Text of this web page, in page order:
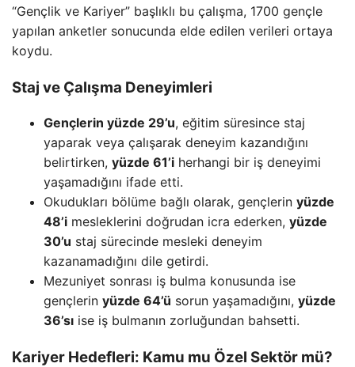
“Gençlik ve Kariyer” başlıklı bu çalışma, 1700 gençle
yapılan anketler sonucunda elde edilen verileri ortaya
koydu.
Staj ve Çalışma Deneyimleri
Gençlerin yüzde 29’u, eğitim süresince staj
yaparak veya çalışarak deneyim kazandığını
belirtirken, yüzde 61’i herhangi bir iş deneyimi
yaşamadığını ifade etti.
Okudukları bölüme bağlı olarak, gençlerin yüzde
48’i mesleklerini doğrudan icra ederken, yüzde
30’u staj sürecinde mesleki deneyim
kazanamadığını dile getirdi.
Mezuniyet sonrası iş bulma konusunda ise
gençlerin yüzde 64’ü sorun yaşamadığını, yüzde
36’sı ise iş bulmanın zorluğundan bahsetti.
Kariyer Hedefleri: Kamu mu Özel Sektör mü?